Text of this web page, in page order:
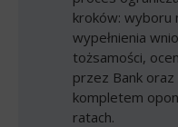
kroków: wyboru
wypełnienia
tożsamości,
przez Bank
kompletem
ratach.